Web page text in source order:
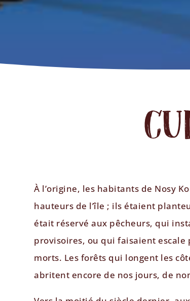
À l’origine, les habitants de Nosy
hauteurs de l’île ; ils étaient
était réservé aux pêcheurs, qui
provisoires, ou qui faisaient
morts. Les forêts qui longent les
abritent encore de nos jours, de